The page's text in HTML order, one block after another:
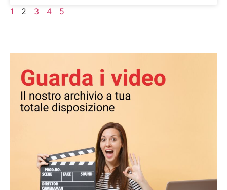
1 2 3 4 5